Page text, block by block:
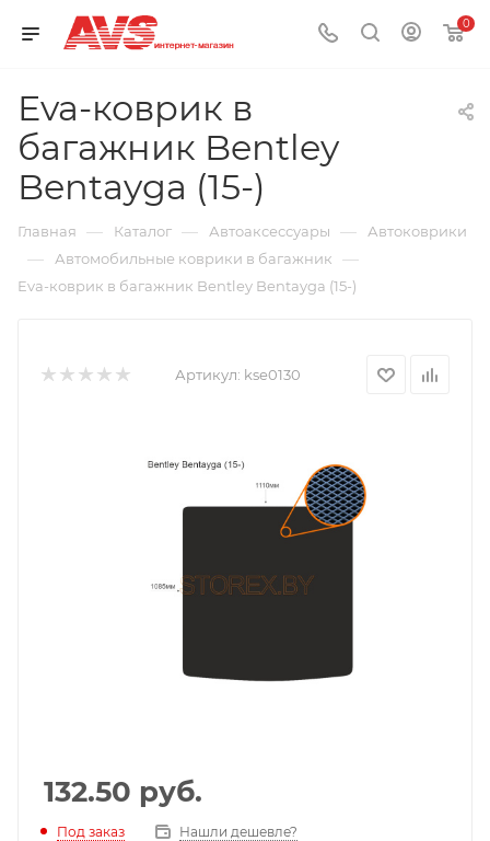
0
Eva-коврик в
багажник Bentley
Bentayga (15-)
Главная — Каталог — Автоаксессуары — Автоковрики
— Автомобильные коврики в багажник —
Eva-коврик в багажник Bentley Bentayga (15-)
Артикул: kse0130
132.50 руб.
Под заказ Нашли дешевле?